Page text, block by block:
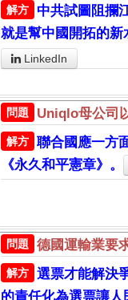
解方
中共試圖阻攔
就是幫中國開拓的新
LinkedIn
問題 Uniqlo母公司
解方
聯合國應一方
《永久和平憲章》。
問題 德國運輸業要
解方
選票才能解決
的責任化為選票讓人